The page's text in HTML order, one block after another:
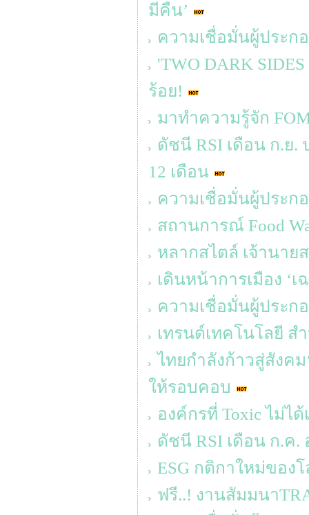
มีคืน’
ความเชื่อมั่นผู้ประก
'TWO DARK
ร้อย!
มาทำความรู้จัก
ดัชนี RSI เดือน ก.ย.
12 เดือน
ความเชื่อมั่นผู้ประก
สถานการณ์ Food
หลากสไตล์ เจ้านาย
เดินหน้าการเมือง ‘เ
ความเชื่อมั่นผู้ประก
เทรนด์เทคโนโลยี ส
ไทยกำลังก้าวสู่สังคม
ให้รอบคอบ
องค์กรที่ Toxic ไม่ไ
ดัชนี RSI เดือน ก.ค.
ESG กติกาใหม่ของ
ฟรี..! งานสัมมนา